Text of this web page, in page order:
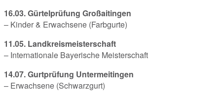
16.03. Gürtelprüfung Großaitingen
– Kinder & Erwachsene (Farbgurte)
11.05. Landkreismeisterschaft
– Internationale Bayerische Meisterschaft
14.07. Gurtprüfung Untermeitingen
– Erwachsene (Schwarzgurt)